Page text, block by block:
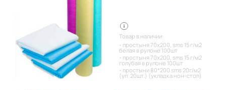
Товар в наличии:
простыня 70х200, sms 15 г/м2
белая в рулоне 100шт
простыня 70х200, sms 15 г/м2
голубая в рулоне 100шт
простыни 80*200 sms 20г/м2
(уп. 20шт.) (укладка нон-стоп)